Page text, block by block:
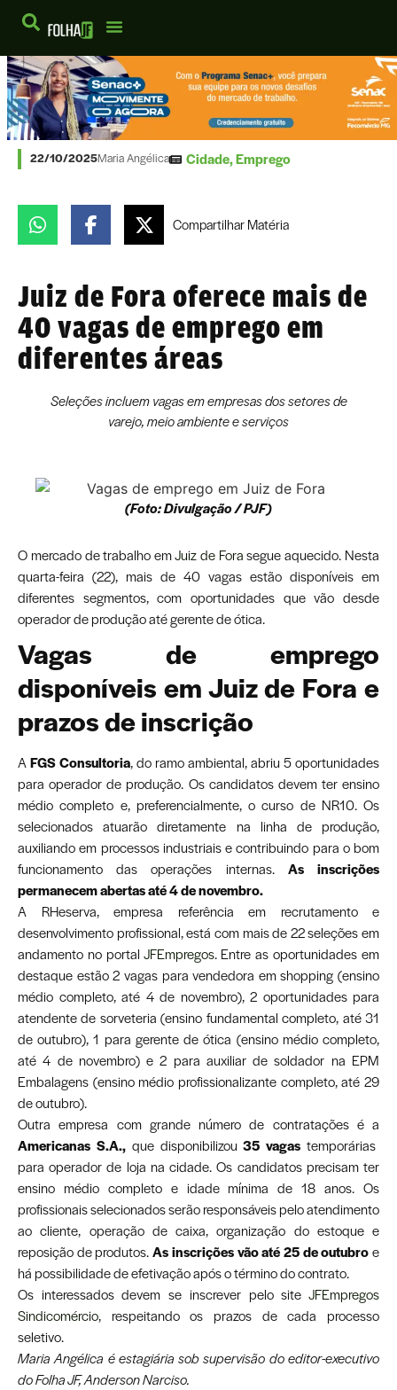
22/10/2025Maria Angélica Cidade,Emprego
CompartilharMatéria
Juiz de Fora oferece mais de
40 vagas de emprego em
diferentes áreas
Seleções incluem vagas em empresas dos setores de
varejo, meio ambiente e serviços
(Foto: Divulgação / PJF)
O mercado de trabalho emJuiz de Forasegue aquecido. Nesta
quarta-feira (22), mais de 40 vagas estão disponíveis em
diferentes segmentos, com oportunidades que vão desde
operador de produção até gerente de ótica.
Vagas de emprego
disponíveis em Juiz de Fora e
prazos de inscrição
AFGS Consultoria, do ramo ambiental, abriu 5 oportunidades
para operador de produção. Os candidatos devem ter ensino
médio completo e, preferencialmente, o curso de NR10. Os
selecionados atuarão diretamente na linha de produção,
auxiliando em processos industriais e contribuindo para o bom
funcionamento das operações internas.As inscrições
permanecem abertas até 4 de novembro.
A RHeserva, empresa referência em recrutamento e
desenvolvimento profissional, está com mais de 22 seleções em
andamento no portal JFEmpregos.Entre as oportunidades em
destaque estão 2 vagas para vendedora em shopping (ensino
médio completo, até 4 de novembro), 2 oportunidades para
atendente de sorveteria (ensino fundamental completo, até 31
de outubro), 1 para gerente de ótica (ensino médio completo,
até 4 de novembro) e 2 para auxiliar de soldador na EPM
Embalagens (ensino médio profissionalizante completo, até 29
de outubro).
Outra empresa com grande número de contratações é a
Americanas S.A.,que disponibilizou35 vagas temporárias
para operador de loja na cidade. Os candidatos precisam ter
ensino médio completo e idade mínima de 18 anos. Os
profissionais selecionados serão responsáveis pelo atendimento
ao cliente, operação de caixa, organização do estoque e
reposição de produtos.As inscrições vão até 25 de outubroe
há possibilidade de efetivação após o término do contrato.
Os interessados devem se inscrever pelo site JFEmpregos
Sindicomércio, respeitando os prazos de cada processo
seletivo.
Maria Angélica é estagiária sob supervisão do editor-executivo
do Folha JF, Anderson Narciso.